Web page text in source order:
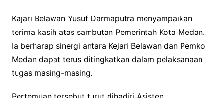
Kajari Belawan Yusuf Darmaputra menyampaikan
terima kasih atas sambutan Pemerintah Kota Medan.
Ia berharap sinergi antara Kejari Belawan dan Pemko
Medan dapat terus ditingkatkan dalam pelaksanaan
tugas masing-masing.
Pertemuan tersebut turut dihadiri Asisten